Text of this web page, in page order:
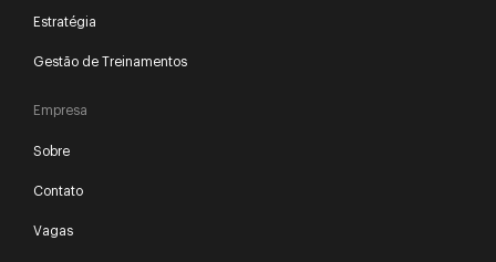
Estratégia
Gestão de Treinamentos
Empresa
Sobre
Contato
Vagas